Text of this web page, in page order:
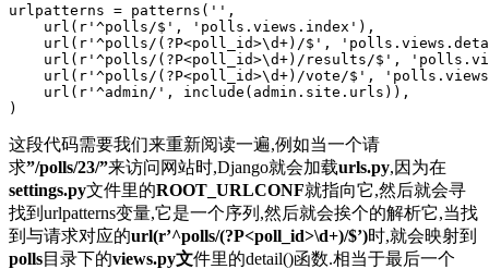
urlpatterns = patterns('',
    url(r'^polls/$', 'polls.views.index'),
url(r'^polls/(?P<poll_id>\d+)/$',
url(r'^polls/(?P<poll_id>\d+)/results/$',
url(r'^polls/(?P<poll_id>\d+)/vote/$',
    url(r'^admin/', include(admin.site.urls)),
)
这段代码需要我们来重新阅读一遍,例如当一个请
求”/polls/23/”来访问网站时,Django就会加载urls.py,因为在
settings.py文件里的ROOT_URLCONF就指向它,然后就会寻
找到urlpatterns变量,它是一个序列,然后就会挨个的解析它,当找
到与请求对应的url(r’^polls/(?P<poll_id>\d+)/$’)时,就会映射到
polls目录下的views.py文件里的detail()函数.相当于最后一个